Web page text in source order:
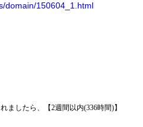
domain/150604_1.html
ましたら、【2週間以内(336時間)】